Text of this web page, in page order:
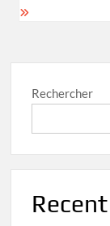
Rechercher